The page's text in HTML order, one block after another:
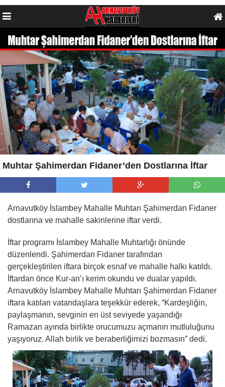
Muhtar Şahimerdan Fidaner’den Dostlarına İftar
Arnavutköy İslambey Mahalle Muhtarı Şahimerdan Fidaner
dostlarına ve mahalle sakinlerine iftar verdi.
İftar programı İslambey Mahalle Muhtarlığı önünde
düzenlendi. Şahimerdan Fidaner tarafından
gerçekleştirilen iftara birçok esnaf ve mahalle halkı katıldı.
İftardan önce Kur-an’ı kerim okundu ve dualar yapıldı.
Arnavutköy İslambey Mahalle Muhtarı Şahimerdan Fidaner
iftara katılan vatandaşlara teşekkür ederek, “Kardeşliğin,
paylaşmanın, sevginin en üst seviyede yaşandığı
Ramazan ayında birlikte orucumuzu açmanın mutluluğunu
yaşıyoruz. Allah birlik ve beraberliğimizi bozmasın” dedi.